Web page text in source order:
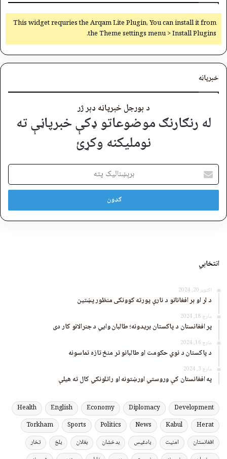
This widget requries the Arqam Lite Plugin, You can install it from
the Theme settings menu > Install Plugins.
خبرپاڼه
د بورجل خبرپاڼه ډېر ژر
له رنګارنګ موضوعاتو ډکې خبرپاڼې ته
نوملیکنه وکړئ
برېښنالیک
پته
انتخابي
اکتوبر 20, 2024
د لر او بر افغانانو د نارې پورته کوونکی منظور پښتین
مارچ 18, 2024
پر افغانستان د پاکستان بریدونه؛ طالبان وايي د جنرالانو کار دی
مارچ 16, 2024
د پاکستان د نوي حکومت او طالبانو تر منځ تازه تماسونه
مارچ 3, 2024
په افغانستان کې وروستي اورښتونه او راتلونکي کال ته هیلې
Development
Diplomacy
Economy
English
Health
Herat
Kabul
News
Politics
Sports
Torkham
افغانستان
امنیت بادغیس بدخشان بغلان بلخ
تخار